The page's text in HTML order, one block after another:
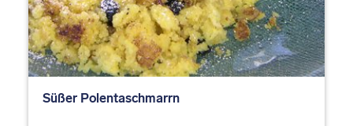
Süßer Polentaschmarrn